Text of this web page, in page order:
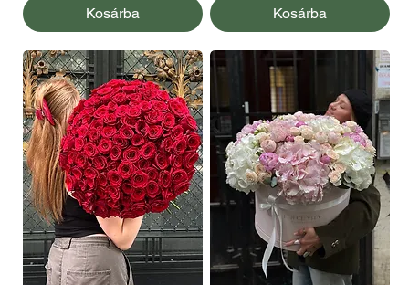
Kosárba Kosárba